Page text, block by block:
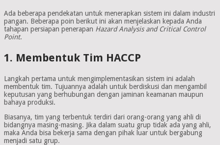
Ada beberapa pendekatan untuk menerapkan sistem ini dalam industri
pangan. Beberapa poin berikut ini akan menjelaskan kepada Anda
tahapan persiapan penerapan Hazard Analysis and Critical Control
Point.
1. Membentuk Tim HACCP
Langkah pertama untuk mengimplementasikan sistem ini adalah
membentuk tim. Tujuannya adalah untuk berdiskusi dan mengambil
keputusan yang berhubungan dengan jaminan keamanan maupun
bahaya produksi.
Biasanya, tim yang terbentuk terdiri dari orang-orang yang ahli di
bidangnya masing-masing. Jika dalam suatu grup tidak ada yang ahli,
maka Anda bisa bekerja sama dengan pihak luar untuk bergabung
menjadi satu grup.